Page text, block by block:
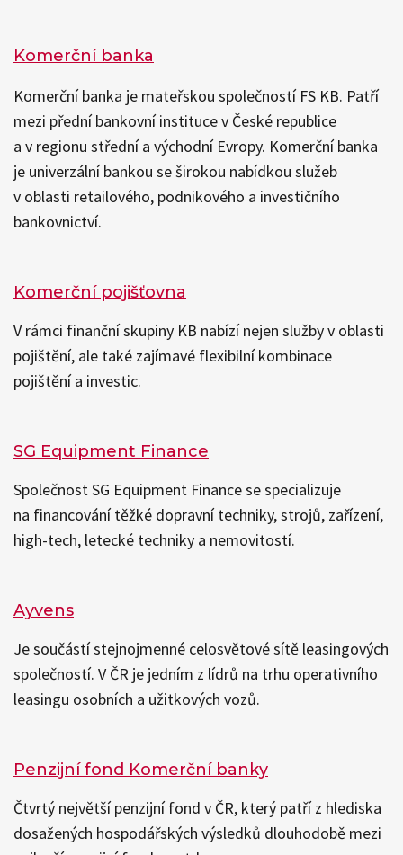
Komerční banka
Komerční banka je mateřskou společností FS KB. Patří
mezi přední bankovní instituce v České republice
a v regionu střední a východní Evropy. Komerční banka
je univerzální bankou se širokou nabídkou služeb
v oblasti retailového, podnikového a investičního
bankovnictví.
Komerční pojišťovna
V rámci finanční skupiny KB nabízí nejen služby v oblasti
pojištění, ale také zajímavé flexibilní kombinace
pojištění a investic.
SG Equipment Finance
Společnost SG Equipment Finance se specializuje
na financování těžké dopravní techniky, strojů, zařízení,
high-tech, letecké techniky a nemovitostí.
Ayvens
Je součástí stejnojmenné celosvětové sítě leasingových
společností. V ČR je jedním z lídrů na trhu operativního
leasingu osobních a užitkových vozů.
Penzijní fond Komerční banky
Čtvrtý největší penzijní fond v ČR, který patří z hlediska
dosažených hospodářských výsledků dlouhodobě mezi